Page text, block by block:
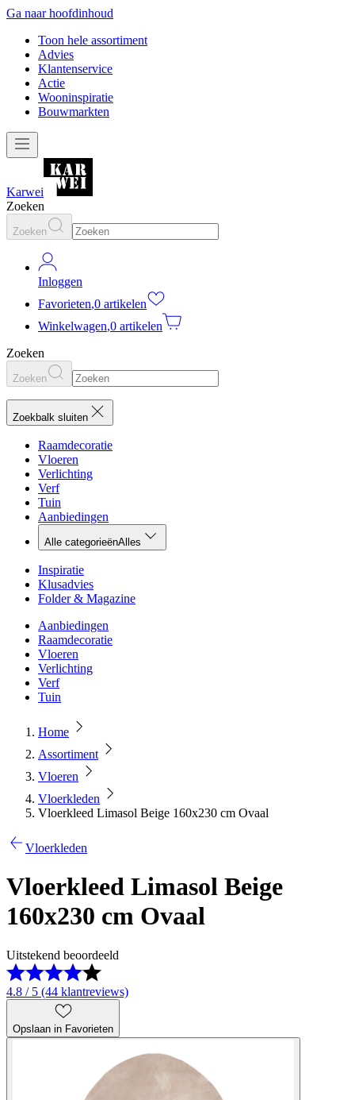
Ga naar hoofdinhoud
Toon hele assortiment
Advies
Klantenservice
Actie
Wooninspiratie
Bouwmarkten
Karwei
Zoeken
Zoeken
Inloggen
Favorieten,0 artikelen
Winkelwagen,0 artikelen
Zoeken
Zoeken
Zoekbalk sluiten
Raamdecoratie
Vloeren
Verlichting
Verf
Tuin
Aanbiedingen
Alle categorieënAlles
Inspiratie
Klusadvies
Folder & Magazine
Aanbiedingen
Raamdecoratie
Vloeren
Verlichting
Verf
Tuin
Home
Assortiment
Vloeren
Vloerkleden
Vloerkleed Limasol Beige 160x230 cm Ovaal
Vloerkleden
Vloerkleed Limasol Beige
160x230 cm Ovaal
Uitstekend beoordeeld
4.8 / 5 (44 klantreviews)
Opslaan in Favorieten